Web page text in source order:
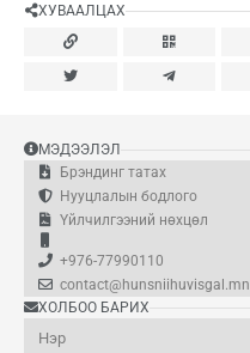
ХУВААЛЦАХ
МЭДЭЭЛЭЛ
Брэндинг татах
Нууцлалын бодлого
Үйлчилгээний нөхцөл
+976-77990110
contact@hunsniihuvisgal.mn
ХОЛБОО БАРИХ